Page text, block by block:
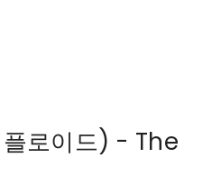
로이드) - The